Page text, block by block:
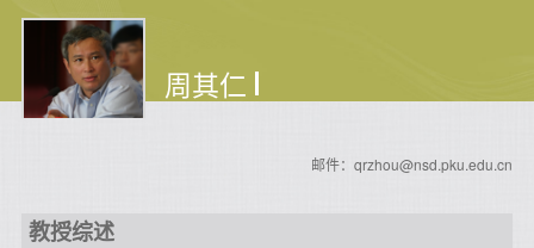
周其仁
邮件：qrzhou@nsd.pku.edu.cn
教授综述